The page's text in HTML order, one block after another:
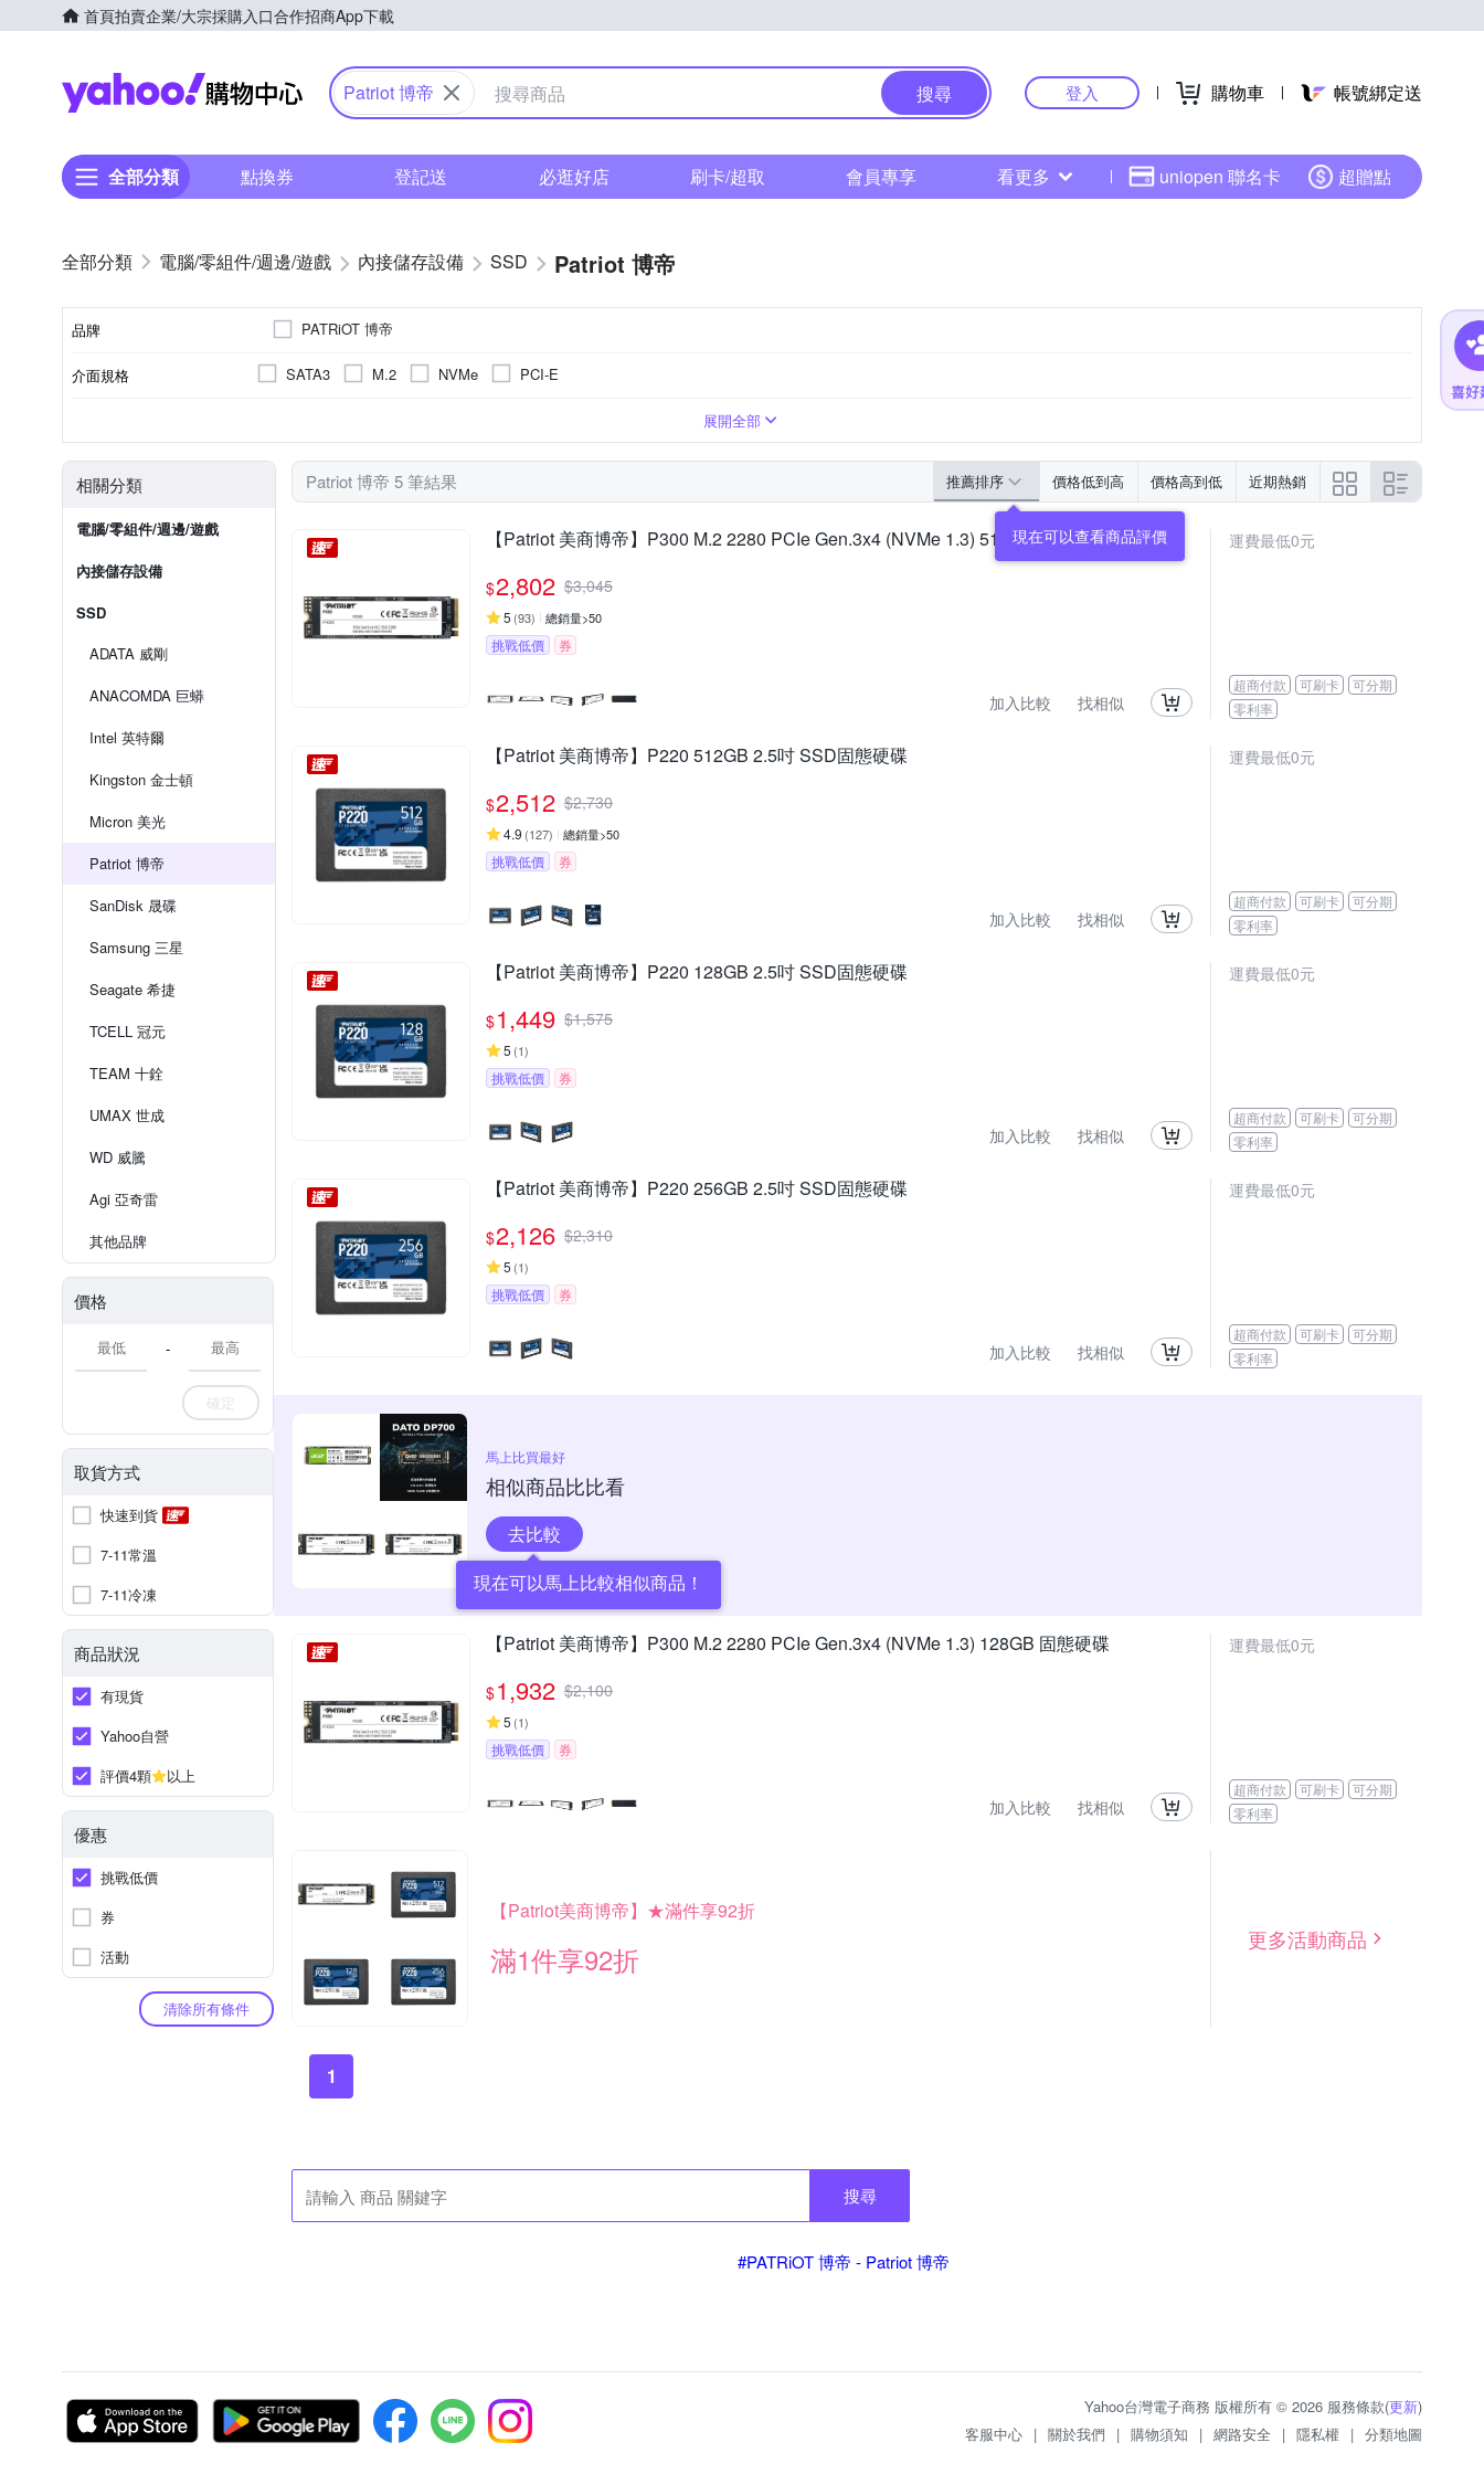
首頁拍賣企業/大宗採購入口合作招商App下載
Yahoo購物中心
Patriot 博帝 搜尋 登入 購物車 帳號綁定送
全部分類 點換券 登記送 必逛好店 刷卡/超取 會員專享 看更多 uniopen 聯名卡 超贈點
電腦/零組件/週邊/遊戲 內接儲存設備 SSD Patriot 博帝
品牌 PATRiOT 博帝
介面規格 SATA3 M.2 NVMe PCI-E
展開全部
相關分類
電腦/零組件/週邊/遊戲
內接儲存設備
SSD
ADATA 威剛
ANACOMDA 巨蟒
Intel 英特爾
Kingston 金士頓
Micron 美光
Patriot 博帝
SanDisk 晟碟
Samsung 三星
Seagate 希捷
TCELL 冠元
TEAM 十銓
UMAX 世成
WD 威騰
Agi 亞奇雷
其他品牌
價格
-
確定
取貨方式
快速到貨
7-11常溫
7-11冷凍
商品狀況
有現貨
Yahoo自營
評價4顆
以上
優惠
挑戰低價
券
活動
清除所有條件
Patriot 博帝 5 筆結果 推薦排序 價格低到高 價格高到低 近期熱銷
現在可以查看商品評價
【Patriot 美商博帝】P300 M.2 2280 PCIe Gen.3x4 (NVMe 1.3) 512GB 固態硬碟
$2,802 $3,045
5 (93) 總銷量>50
挑戰低價 券
加入比較 找相似
運費最低0元
超商付款 可刷卡
可分期
零利率
【Patriot 美商博帝】P220 512GB 2.5吋 SSD固態硬碟
$2,512 $2,730
4.9 (127) 總銷量>50
挑戰低價 券
加入比較 找相似
運費最低0元
超商付款 可刷卡
可分期
零利率
【Patriot 美商博帝】P220 128GB 2.5吋 SSD固態硬碟
$1,449 $1,575
5 (1)
挑戰低價 券
加入比較 找相似
運費最低0元
超商付款 可刷卡
可分期
零利率
【Patriot 美商博帝】P220 256GB 2.5吋 SSD固態硬碟
$2,126 $2,310
5 (1)
挑戰低價 券
加入比較 找相似
運費最低0元
超商付款 可刷卡
可分期
零利率
馬上比買最好
相似商品比比看
去比較
現在可以馬上比較相似商品！
【Patriot 美商博帝】P300 M.2 2280 PCIe Gen.3x4 (NVMe 1.3) 128GB 固態硬碟
$1,932 $2,100
5 (1)
挑戰低價 券
加入比較 找相似
運費最低0元
超商付款 可刷卡
可分期
零利率
【Patriot美商博帝】★滿件享92折
滿1件享92折
更多活動商品
1
搜尋
#PATRiOT 博帝 - Patriot 博帝
Yahoo台灣電子商務 版權所有 © 2026 服務條款(更新)
客服中心 | 關於我們 | 購物須知 | 網路安全 | 隱私權 | 分類地圖